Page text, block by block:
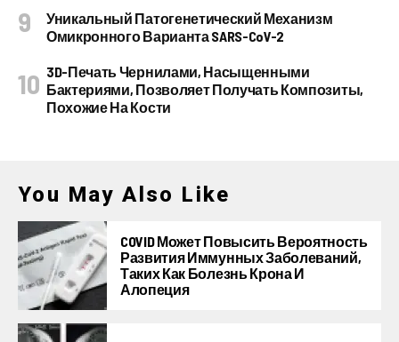
Уникальный Патогенетический Механизм
Омикронного Варианта SARS-CoV-2
3D-Печать Чернилами, Насыщенными
Бактериями, Позволяет Получать Композиты,
Похожие На Кости
You May Also Like
COVID Может Повысить Вероятность
Развития Иммунных Заболеваний,
Таких Как Болезнь Крона И
Алопеция